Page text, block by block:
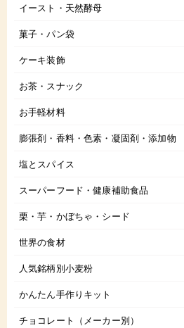
イースト・天然酵母
菓子・パン袋
ケーキ装飾
お茶・スナック
お手軽材料
膨張剤・香料・色素・凝固剤・添加物
塩とスパイス
スーパーフード・健康補助食品
栗・芋・かぼちゃ・シード
世界の食材
人気銘柄別小麦粉
かんたん手作りキット
チョコレート（メーカー別）